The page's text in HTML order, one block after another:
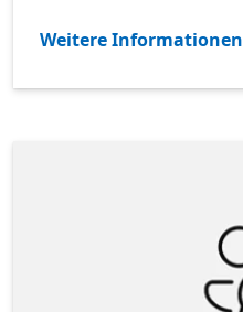
Weitere Informationen